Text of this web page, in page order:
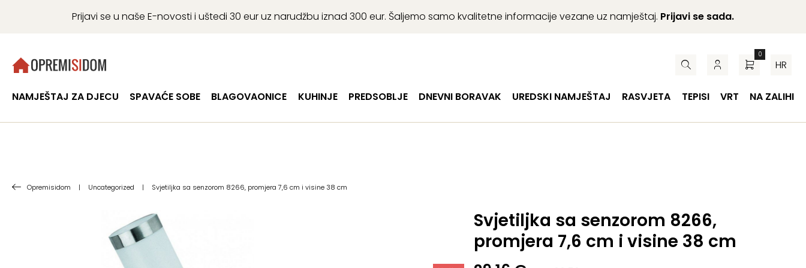
Prijavi se u naše E-novosti i uštedi 30 eur uz narudžbu iznad 300 eur. Šaljemo samo kvalitetne informacije vezane uz namještaj. Prijavi se sada.
0
HR
NAMJEŠTAJ ZA DJECU SPAVAĆE SOBE BLAGOVAONICE KUHINJE PREDSOBLJE DNEVNI BORAVAK UREDSKI NAMJEŠTAJ RASVJETA TEPISI VRT NA ZALIHI
Opremisidom | Uncategorized | Svjetiljka sa senzorom 8266, promjera 7,6 cm i visine 38 cm
Svjetiljka sa senzorom 8266,
promjera 7,6 cm i visine 38 cm